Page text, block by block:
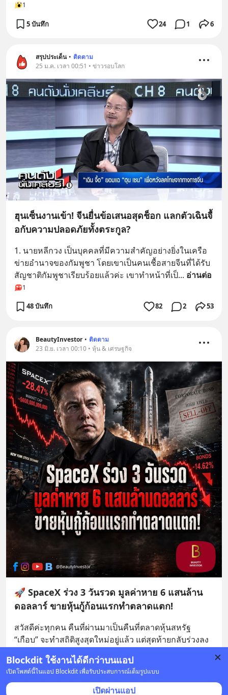
Blockdit ใช้งานได้ดีกว่าบนแอป
เปิดโพสต์นี้ในแอป Blockdit เพื่อรับประสบการณ์เต็มรูปแบบ
เปิดผ่านแอป
1
5 บันทึก 24 1 6
สรุปประเด็น • ติดตาม
25 ม.ค. เวลา 00:51 • ข่าวรอบโลก
ฮุนเซ็นงานเข้า! จีนยื่นข้อเสนอสุดช็อก แลกตัวเฉินจื้
อกับความปลอดภัยทั้งตระกูล?
1. นายหลีกวง เป็นบุคคลที่มีความสำคัญอย่างยิ่งในเครือ
ข่ายอำนาจของกัมพูชา โดยเขาเป็นคนเชื้อสายจีนที่ได้รับ
สัญชาติกัมพูชาเรียบร้อยแล้วค่ะ เขาทำหน้าที่เป็... อ่านต่อ
1
48 บันทึก 82 2 53
BeautyInvestor • ติดตาม
23 มิ.ย. เวลา 00:10 • หุ้น & เศรษฐกิจ
🚀 SpaceX ร่วง 3 วันรวด มูลค่าหาย 6 แสนล้าน
ดอลลาร์ ขายหุ้นกู้ก้อนแรกทำตลาดแตก!
สวัสดีค่ะทุกคน คืนที่ผ่านมาเป็นคืนที่ตลาดหุ้นสหรัฐ
“เกือบ” จะทำสถิติสูงสุดใหม่อยู่แล้ว แต่สุดท้ายกลับร่วงลง
ต่อ
2 บันทึก 6 2